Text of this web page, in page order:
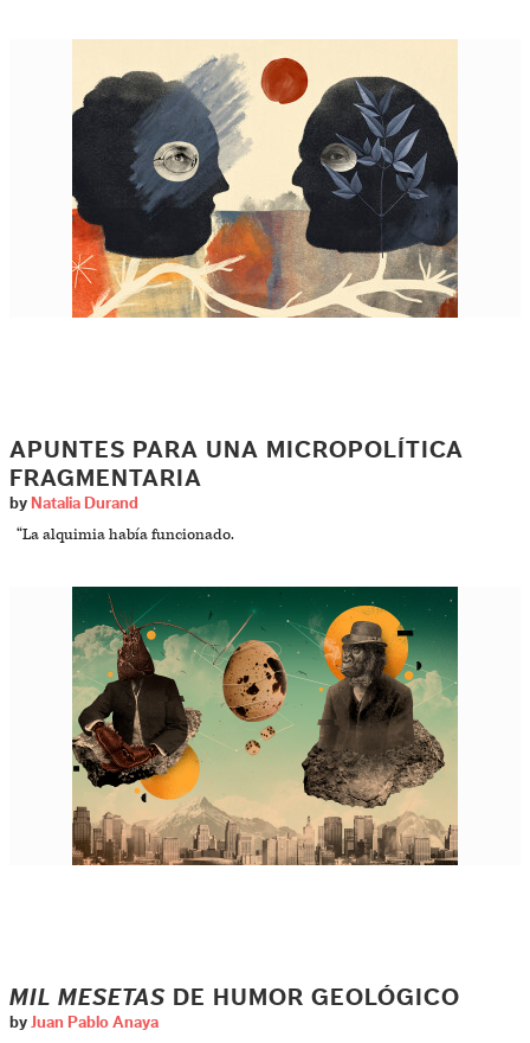
APUNTES PARA UNA MICROPOLÍTICA
FRAGMENTARIA
by Natalia Durand
“La alquimia había funcionado.
MIL MESETAS DE HUMOR GEOLÓGICO
by Juan Pablo Anaya